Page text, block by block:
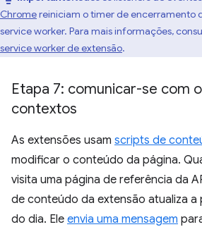
Chromereiniciam o timer de encerramento
service worker. Para mais informações,
service worker de extensão.
Etapa 7: comunicar-se com
contextos
As extensões usam scripts de
modificar o conteúdo da página.
visita uma página de referência da
de conteúdo da extensão atualiza a
do dia. Ele envia uma mensagem